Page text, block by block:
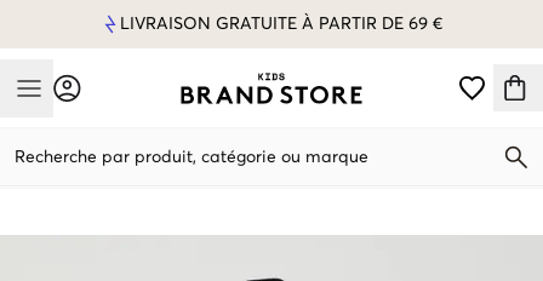
LIVRAISON GRATUITE À PARTIR DE 69 €
Mobile Menu
Recherche par produit, catégorie ou marque